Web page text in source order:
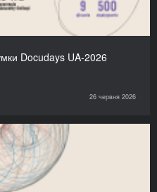
Docudays UA-2026
26 червня 2026